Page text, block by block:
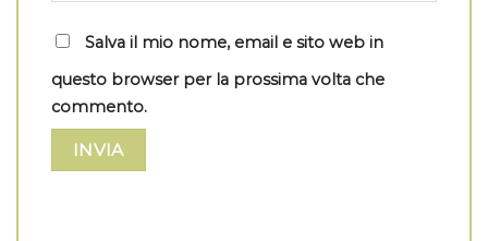
Salva il mio nome, email e sito web in
questo browser per la prossima volta che
commento.